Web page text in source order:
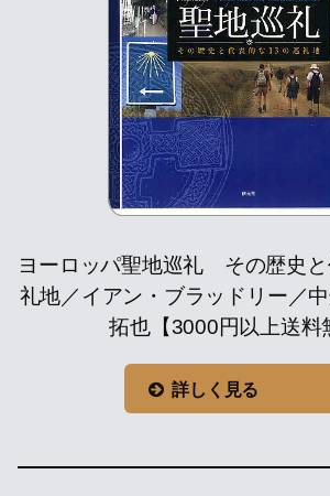
ヨーロッパ聖地巡礼 その歴史と
礼地／イアン・ブラッドリー／
拓也【3000円以上送料
詳しく見る